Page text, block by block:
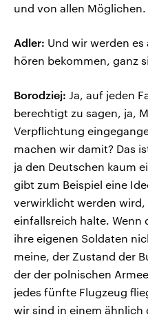
und von allen Möglichen.
Adler: Und wir werden es
hören bekommen, ganz
Borodziej: Ja, auf jeden
berechtigt zu sagen, ja,
Verpflichtung
machen wir damit? Das
ja den Deutschen kaum
gibt zum Beispiel eine
verwirklicht werden
einfallsreich halte. Wenn
ihre eigenen Soldaten
meine, der Zustand der
der der polnischen
jedes fünfte Flugzeug
wir sind in einem